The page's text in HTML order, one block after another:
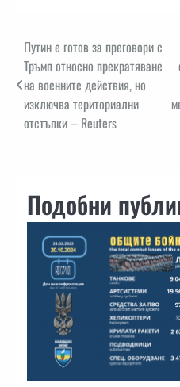
Навигация
Путин е готов за преговори с
Тръмп относно прекратяване
на военните действия, но
изключва териториални
отстъпки – Reuters
Подобни